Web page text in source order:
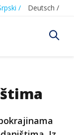
/ Deutsch /